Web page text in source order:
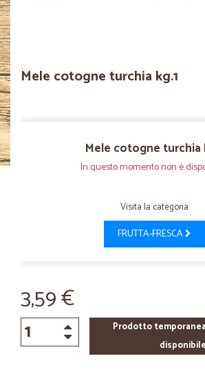
Mele cotogne turchia kg.1
Mele cotogne turchia
In questo momento non è
Visita la categoria
FRUTTA-FRESCA
3,59 €
Prodotto
disponibile